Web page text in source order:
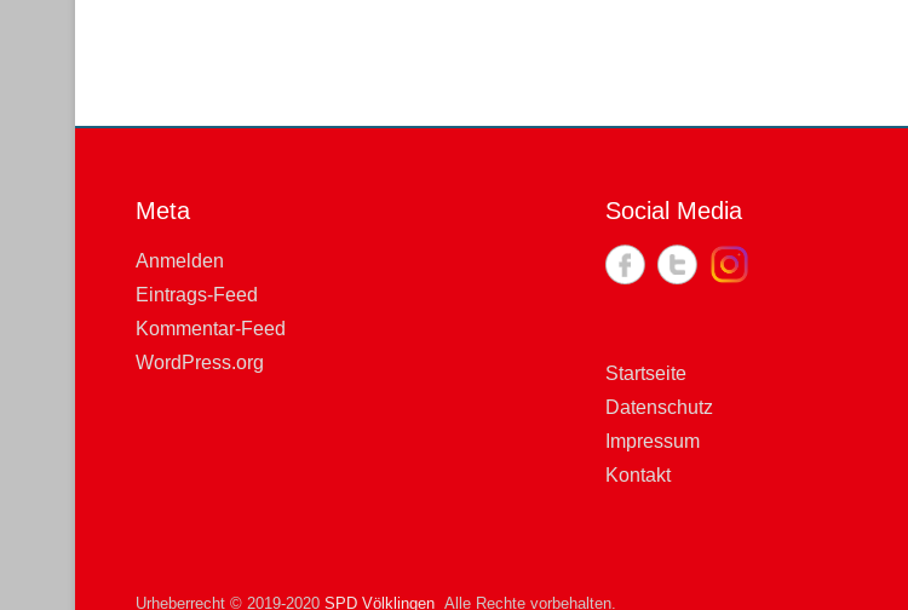
Meta
Anmelden
Eintrags-Feed
Kommentar-Feed
WordPress.org
Social Media
Startseite
Datenschutz
Impressum
Kontakt
Urheberrecht © 2019-2020 SPD Völklingen Alle Rechte vorbehalten.